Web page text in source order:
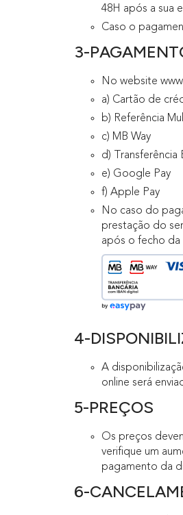
48H após a sua
Caso o
3-
No website
a) Cartão de
b) Referência
c) MB Way
d) Transferência
e) Google Pay
f) Apple Pay
No caso do
prestação do
após o fecho da
4-
A
online será
5-PREÇOS
Os preços
verifique um
pagamento da
6-